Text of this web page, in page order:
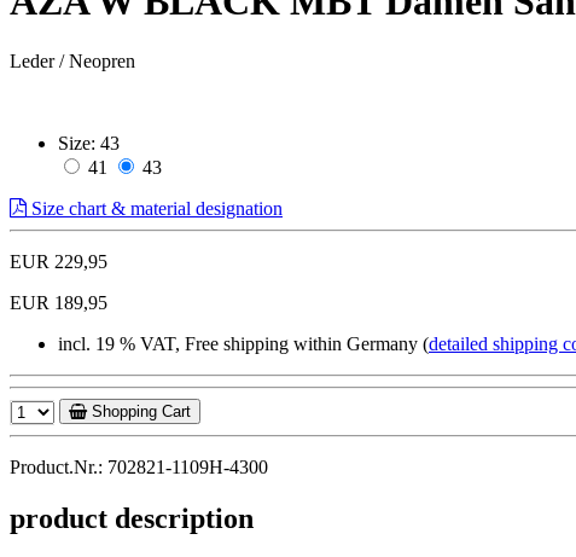
Leder / Neopren
Size: 43
41
43
Size chart & material designation
EUR 229,95
EUR 189,95
incl. 19 % VAT, Free shipping within Germany (detailed shipping
Shopping Cart
Product.Nr.: 702821-1109H-4300
product description